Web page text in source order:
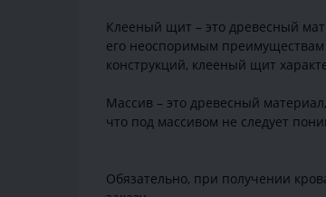
Клееный щит – это древесный
его неоспоримым преимуществам
конструкций, клееный щит
Массив – это древесный
что под массивом не следует
Обязательно, при получении